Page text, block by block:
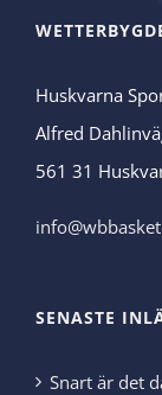
Huskvarna
Alfred
561 31
SENASTE
Snart är det